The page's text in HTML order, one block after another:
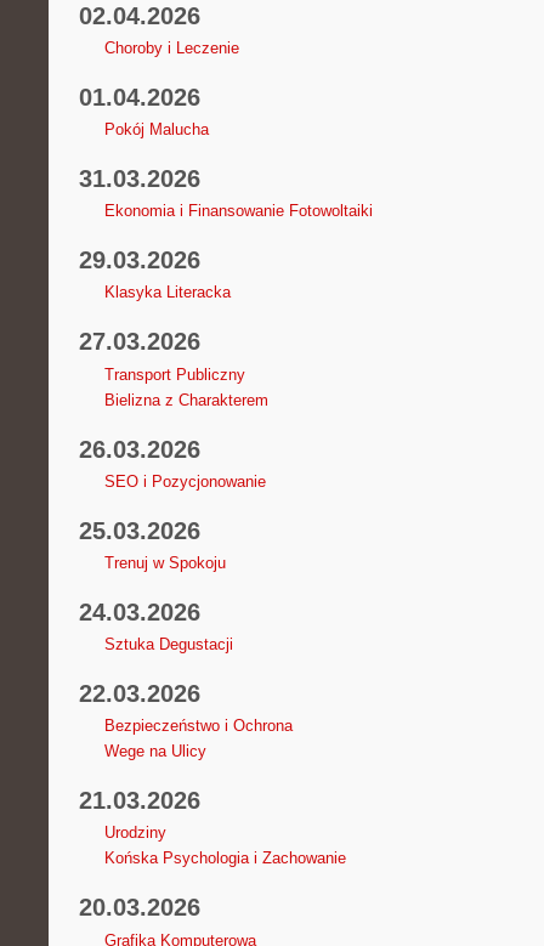
02.04.2026
Choroby i Leczenie
01.04.2026
Pokój Malucha
31.03.2026
Ekonomia i Finansowanie Fotowoltaiki
29.03.2026
Klasyka Literacka
27.03.2026
Transport Publiczny
Bielizna z Charakterem
26.03.2026
SEO i Pozycjonowanie
25.03.2026
Trenuj w Spokoju
24.03.2026
Sztuka Degustacji
22.03.2026
Bezpieczeństwo i Ochrona
Wege na Ulicy
21.03.2026
Urodziny
Końska Psychologia i Zachowanie
20.03.2026
Grafika Komputerowa